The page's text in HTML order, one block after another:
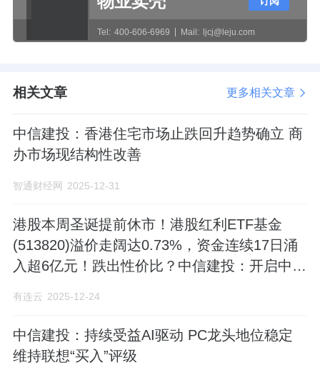
Tel: 400-606-6969 Mail: ljcj@leju.com
相关文章 更多相关文章
中信建投：香港住宅市场止跌回升趋势确立 商
办市场现结构性改善
智通财经网 2025-12-31
港股本周圣诞提前休市！港股红利ETF基金
(513820)溢价走阔达0.73%，资金连续17日涌
入超6亿元！跌出性价比？中信建投：开启中期
有连云 2025-12-24
中信建投：持续受益AI驱动 PC龙头地位稳定
维持联想“买入”评级